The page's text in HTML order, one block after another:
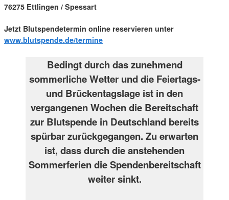
76275 Ettlingen / Spessart
Jetzt Blutspendetermin online reservieren unter
www.blutspende.de/termine
Bedingt durch das zunehmend
sommerliche Wetter und die Feiertags-
und Brückentagslage ist in den
vergangenen Wochen die Bereitschaft
zur Blutspende in Deutschland bereits
spürbar zurückgegangen. Zu erwarten
ist, dass durch die anstehenden
Sommerferien die Spendenbereitschaft
weiter sinkt.